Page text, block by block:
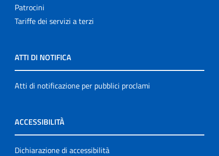
Patrocini
Tariffe dei servizi a terzi
ATTI DI NOTIFICA
Atti di notificazione per pubblici proclami
ACCESSIBILITÀ
Dichiarazione di accessibilità